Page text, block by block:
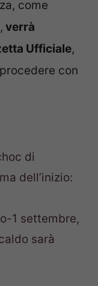
come
verrà
Ufficiale,
con
di
dell’inizio:
1 settembre,
sarà